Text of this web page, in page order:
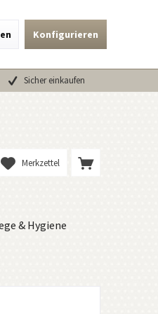
Konfigurieren
Sicher einkaufen
Merkzettel
& Hygiene